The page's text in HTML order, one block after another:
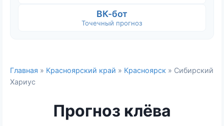
ВК-бот
Точечный прогноз
Главная » Красноярский край » Красноярск » Сибирский
Хариус
Прогноз клёва